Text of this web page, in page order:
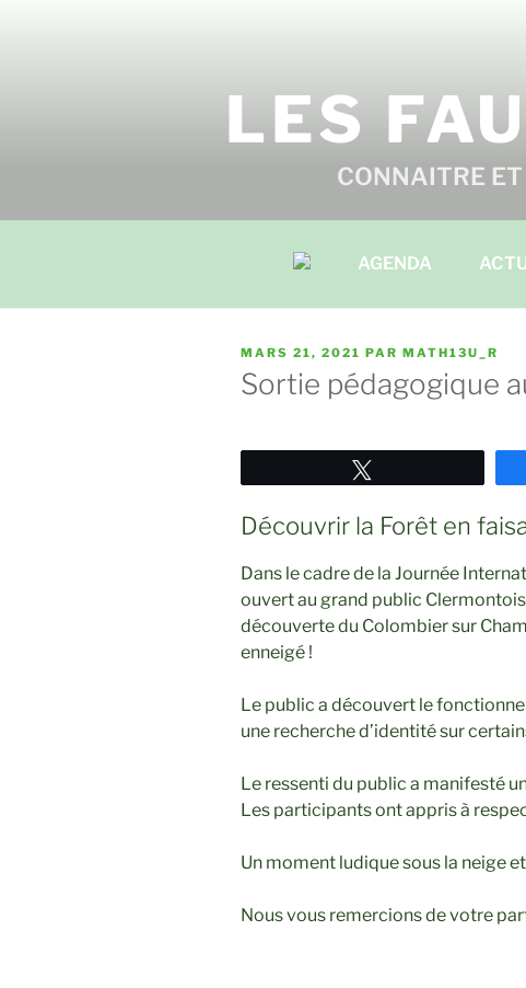
LES
CONNAITRE
AGENDA
PUBLIÉ
MARS 21, 2021 PAR MATH13U_R
Sortie pédagogique
Découvrir la Forêt en
Dans le cadre de la Journée
ouvert au grand public
découverte du Colombier sur
enneigé !
Le public a découvert le
une recherche d’identité sur
Le ressenti du public a manifesté
Les participants ont appris à
Un moment ludique sous la neige
Nous vous remercions de votre